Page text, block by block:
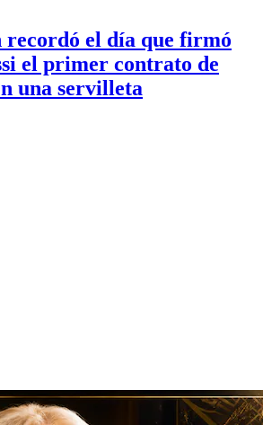
recordó el día que firmó
el primer contrato de
una servilleta